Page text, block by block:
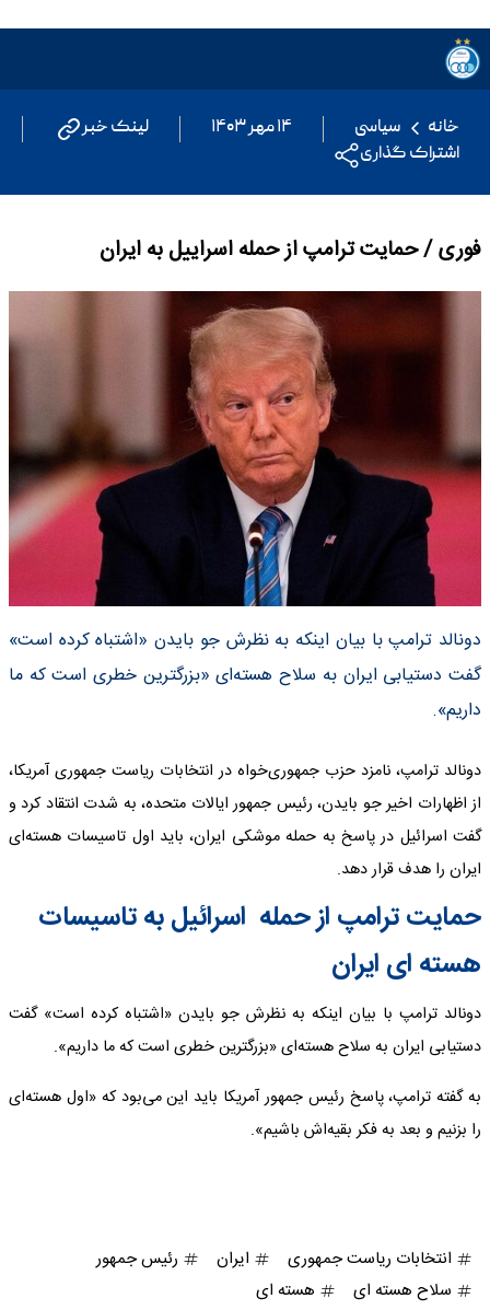
خانه سیاسی ۱۴ مهر ۱۴۰۳
لینک خبر
اشتراک گذاری
فوری / حمایت ترامپ از حمله اسراییل به ایران
دونالد ترامپ با بیان اینکه به نظرش جو بایدن «اشتباه کرده است»
گفت دستیابی ایران به سلاح هسته‌ای «بزرگترین خطری است که ما
داریم».
دونالد ترامپ، نامزد حزب جمهوری‌خواه در انتخابات ریاست جمهوری آمریکا،
از اظهارات اخیر جو بایدن، رئیس جمهور ایالات متحده، به شدت انتقاد کرد و
گفت اسرائیل در پاسخ به حمله موشکی ایران، باید اول تاسیسات هسته‌ای
ایران را هدف قرار دهد.
حمایت ترامپ از حمله اسرائیل به تاسیسات
هسته ای ایران
دونالد ترامپ با بیان اینکه به نظرش جو بایدن «اشتباه کرده است» گفت
دستیابی ایران به سلاح هسته‌ای «بزرگترین خطری است که ما داریم».
به گفته ترامپ، پاسخ رئیس جمهور آمریکا باید این می‌بود که «اول هسته‌ای
را بزنیم و بعد به فکر بقیه‌اش باشیم».
انتخابات ریاست جمهوری ایران
رئیس جمهور
سلاح هسته ای
هسته ای